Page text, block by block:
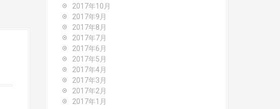
2017年10月
2017年9月
2017年8月
2017年7月
2017年6月
2017年5月
2017年4月
2017年3月
2017年2月
2017年1月